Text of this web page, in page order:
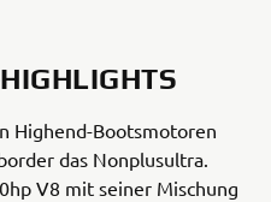
Highend-Bootsmotoren
das Nonplusultra.
V8 mit seiner Mischung